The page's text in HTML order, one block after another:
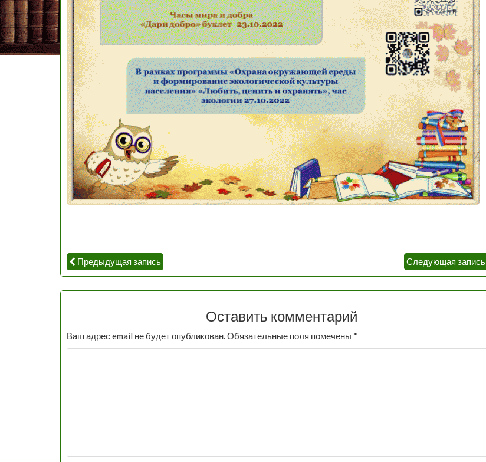
Предыдущая запись Следующая запись
Оставить комментарий
Ваш адрес email не будет опубликован.Обязательные поля помечены *